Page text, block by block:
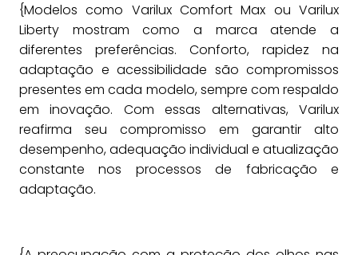
{Modelos como Varilux Comfort Max ou Varilux
Liberty mostram como a marca atende a
diferentes preferências. Conforto, rapidez na
adaptação e acessibilidade são compromissos
presentes em cada modelo, sempre com respaldo
em inovação. Com essas alternativas, Varilux
reafirma seu compromisso em garantir alto
desempenho, adequação individual e atualização
constante nos processos de fabricação e
adaptação.